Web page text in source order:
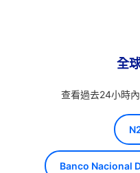
全
查看過去24小時
Banco Nacional